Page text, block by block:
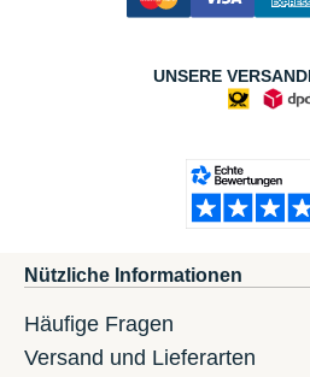
UNSERE
Nützliche Informationen
Häufige Fragen
Versand und Lieferarten